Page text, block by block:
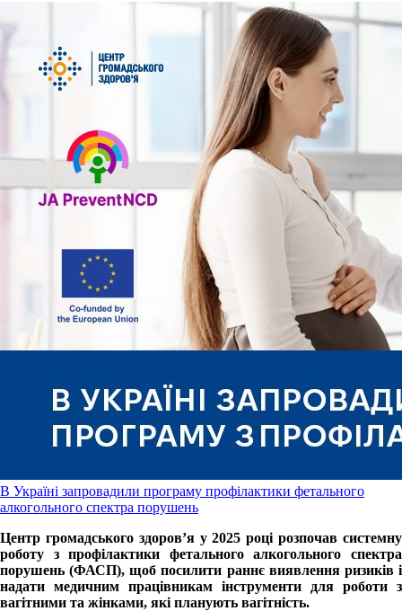
В Україні запровадили програму профілактики фетального
алкогольного спектра порушень
Центр громадського здоров’я у 2025 році розпочав системну
роботу з профілактики фетального алкогольного спектра
порушень (ФАСП), щоб посилити раннє виявлення ризиків і
надати медичним працівникам інструменти для роботи з
вагітними та жінками, які планують вагітність.